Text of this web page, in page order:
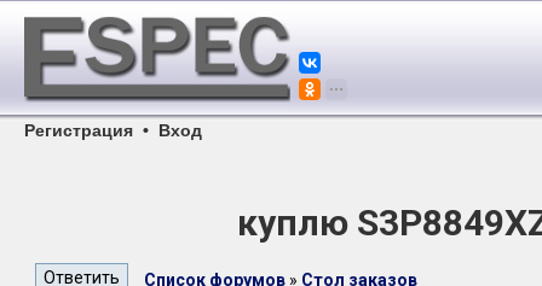
Регистрация • Вход
куплю
Список форумов» Стол заказов